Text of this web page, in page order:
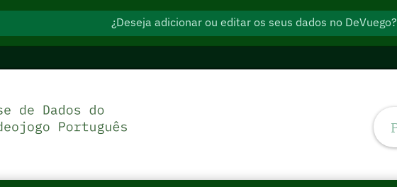
¿Deseja adicionar ou editar os seus dados no DeVuego?